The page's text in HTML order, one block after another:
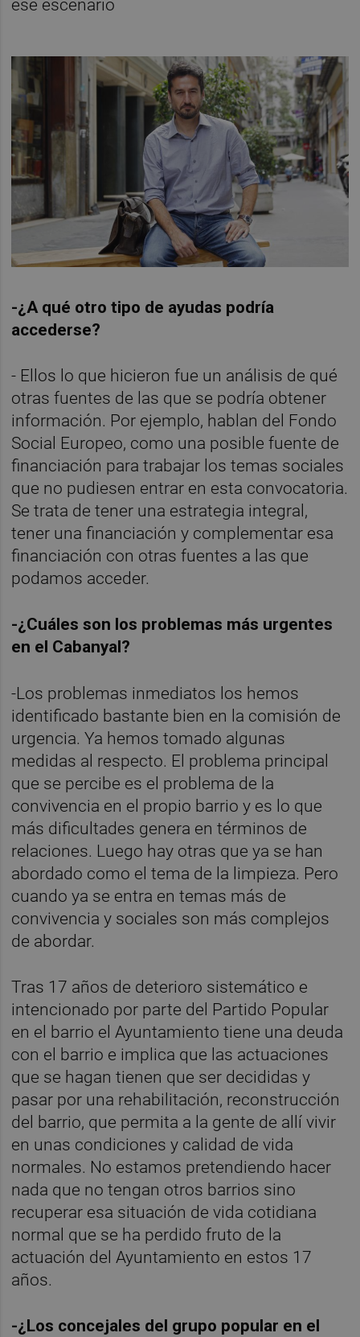
ese escenario
-¿A qué otro tipo de ayudas podría
accederse?
- Ellos lo que hicieron fue un análisis de qué
otras fuentes de las que se podría obtener
información. Por ejemplo, hablan del Fondo
Social Europeo, como una posible fuente de
financiación para trabajar los temas sociales
que no pudiesen entrar en esta convocatoria.
Se trata de tener una estrategia integral,
tener una financiación y complementar esa
financiación con otras fuentes a las que
podamos acceder.
-¿Cuáles son los problemas más urgentes
en el Cabanyal?
-Los problemas inmediatos los hemos
identificado bastante bien en la comisión de
urgencia. Ya hemos tomado algunas
medidas al respecto. El problema principal
que se percibe es el problema de la
convivencia en el propio barrio y es lo que
más dificultades genera en términos de
relaciones. Luego hay otras que ya se han
abordado como el tema de la limpieza. Pero
cuando ya se entra en temas más de
convivencia y sociales son más complejos
de abordar.
Tras 17 años de deterioro sistemático e
intencionado por parte del Partido Popular
en el barrio el Ayuntamiento tiene una deuda
con el barrio e implica que las actuaciones
que se hagan tienen que ser decididas y
pasar por una rehabilitación, reconstrucción
del barrio, que permita a la gente de allí vivir
en unas condiciones y calidad de vida
normales. No estamos pretendiendo hacer
nada que no tengan otros barrios sino
recuperar esa situación de vida cotidiana
normal que se ha perdido fruto de la
actuación del Ayuntamiento en estos 17
años.
-¿Los concejales del grupo popular en el